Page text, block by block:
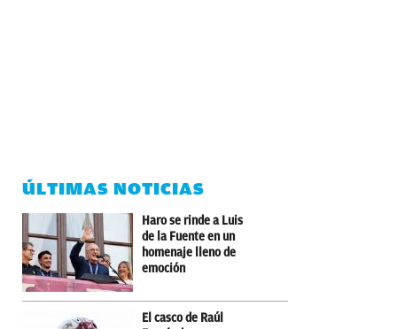
ÚLTIMAS NOTICIAS
Haro se rinde a Luis
de la Fuente en un
homenaje lleno de
emoción
El casco de Raúl